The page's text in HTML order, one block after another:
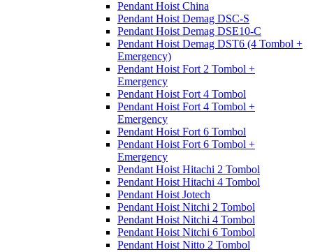
Pendant Hoist China
Pendant Hoist Demag DSC-S
Pendant Hoist Demag DSE10-C
Pendant Hoist Demag DST6 (4 Tombol +
Emergency)
Pendant Hoist Fort 2 Tombol +
Emergency
Pendant Hoist Fort 4 Tombol
Pendant Hoist Fort 4 Tombol +
Emergency
Pendant Hoist Fort 6 Tombol
Pendant Hoist Fort 6 Tombol +
Emergency
Pendant Hoist Hitachi 2 Tombol
Pendant Hoist Hitachi 4 Tombol
Pendant Hoist Jotech
Pendant Hoist Nitchi 2 Tombol
Pendant Hoist Nitchi 4 Tombol
Pendant Hoist Nitchi 6 Tombol
Pendant Hoist Nitto 2 Tombol